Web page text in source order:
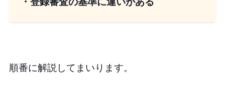
順番に解説してまいります。